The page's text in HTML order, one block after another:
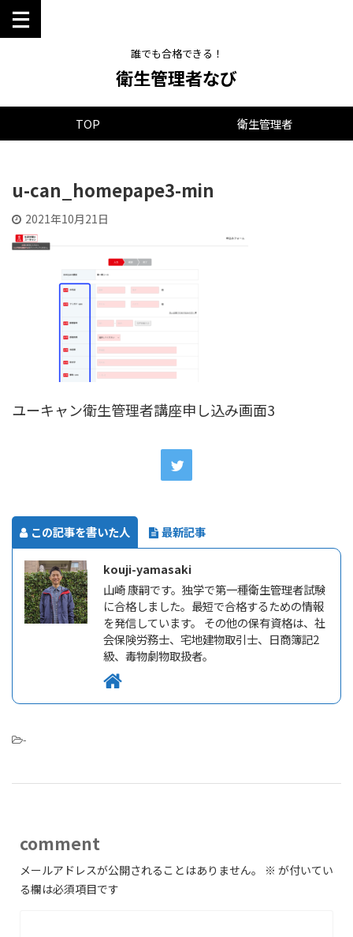
誰でも合格できる！
衛生管理者なび
TOP 衛生管理者
u-can_homepape3-min
2021年10月21日
ユーキャン衛生管理者講座申し込み画面3
この記事を書いた人 最新記事
kouji-yamasaki
山崎 康嗣です。独学で第一種衛生管理者試験
に合格しました。最短で合格するための情報
を発信しています。 その他の保有資格は、社
会保険労務士、宅地建物取引士、日商簿記2
級、毒物劇物取扱者。
-
comment
メールアドレスが公開されることはありません。 ※ が付いてい
る欄は必須項目です